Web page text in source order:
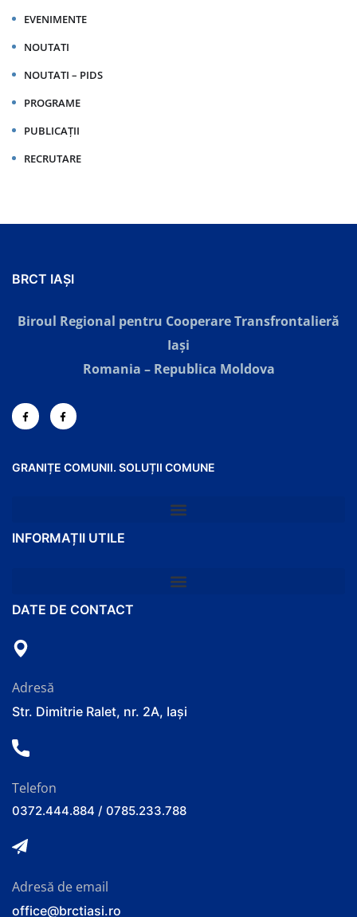
EVENIMENTE
NOUTATI
NOUTATI – PIDS
PROGRAME
PUBLICAȚII
RECRUTARE
BRCT IAȘI
Biroul Regional pentru Cooperare Transfrontalieră
Iaşi
Romania – Republica Moldova
GRANIȚE COMUNII. SOLUȚII COMUNE
INFORMAȚII UTILE
DATE DE CONTACT
Adresă
Str. Dimitrie Ralet, nr. 2A, Iași
Telefon
0372.444.884 / 0785.233.788
Adresă de email
office@brctiasi.ro